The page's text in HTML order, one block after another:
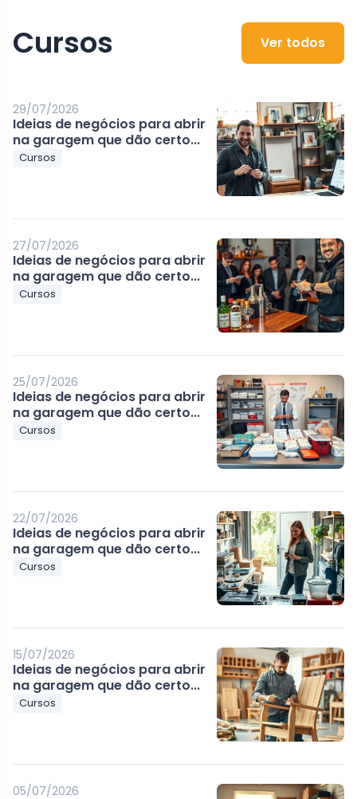
Cursos Ver todos
29/07/2026
Ideias de negócios para abrir
na garagem que dão certo...
Cursos
27/07/2026
Ideias de negócios para abrir
na garagem que dão certo...
Cursos
25/07/2026
Ideias de negócios para abrir
na garagem que dão certo...
Cursos
22/07/2026
Ideias de negócios para abrir
na garagem que dão certo...
Cursos
15/07/2026
Ideias de negócios para abrir
na garagem que dão certo...
Cursos
05/07/2026